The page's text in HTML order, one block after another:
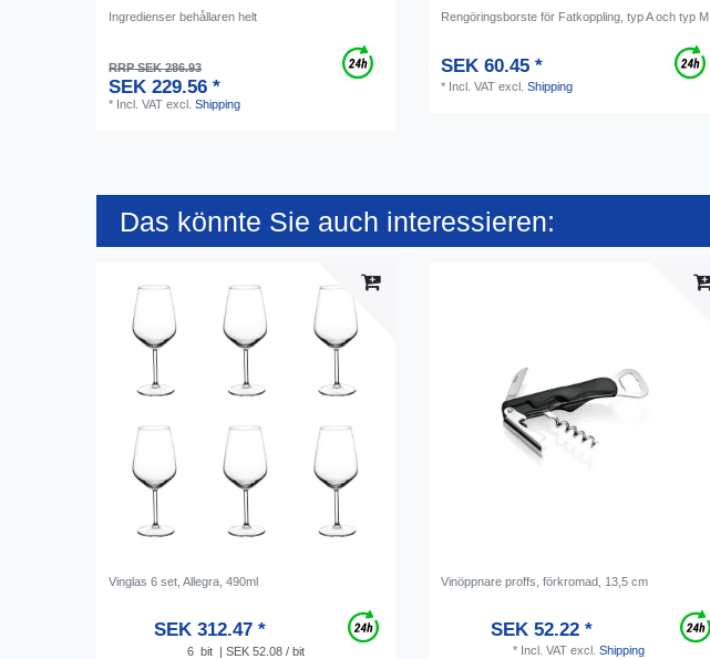
Ingredienser behållaren helt
RRP SEK 286.93
SEK 229.56 *
* Incl. VAT excl.Shipping
Rengöringsborste för Fatkoppling, typ A och typ M
SEK 60.45 *
* Incl. VAT excl.Shipping
Das könnte Sie auch interessieren:
Vinglas 6 set, Allegra, 490ml
SEK 312.47 *
6 bit | SEK 52.08 / bit
Vinöppnare proffs, förkromad, 13,5 cm
SEK 52.22 *
* Incl. VATexcl. Shipping